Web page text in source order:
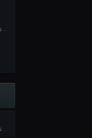
Lista de membros recomendados e não recomendados
Tópico para relatos de problemas técnicos do fórum